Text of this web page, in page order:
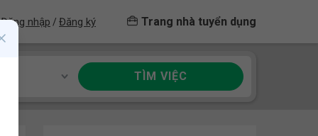
Đăng nhập / Đăng ký Trang nhà tuyển dụng
TÌM VIỆC